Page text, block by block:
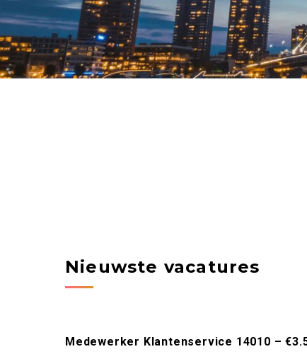
Nieuwste vacatures
Medewerker Klantenservice 14010 –